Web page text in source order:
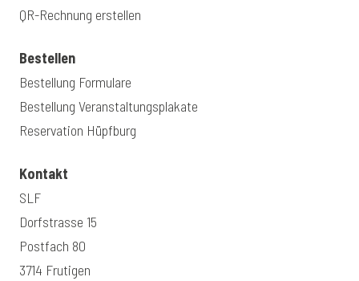
QR-Rechnung erstellen
Bestellen
Bestellung Formulare
Bestellung Veranstaltungsplakate
Reservation Hüpfburg
Kontakt
SLF
Dorfstrasse 15
Postfach 80
3714 Frutigen